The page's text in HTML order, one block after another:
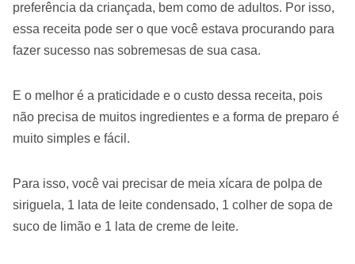
preferência da criançada, bem como de adultos. Por isso,
essa receita pode ser o que você estava procurando para
fazer sucesso nas sobremesas de sua casa.
E o melhor é a praticidade e o custo dessa receita, pois
não precisa de muitos ingredientes e a forma de preparo é
muito simples e fácil.
Para isso, você vai precisar de meia xícara de polpa de
siriguela, 1 lata de leite condensado, 1 colher de sopa de
suco de limão e 1 lata de creme de leite.